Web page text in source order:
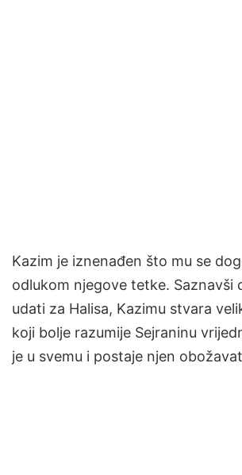
Kazim je iznenađen što mu se
odlukom njegove tetke. Saznavši
udati za Halisa, Kazimu stvara
koji bolje razumije Sejraninu
je u svemu i postaje njen